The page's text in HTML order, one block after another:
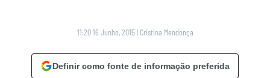
11:20 16 Junho, 2015 | Cristina Mendonça
Definir como fonte de informação preferida